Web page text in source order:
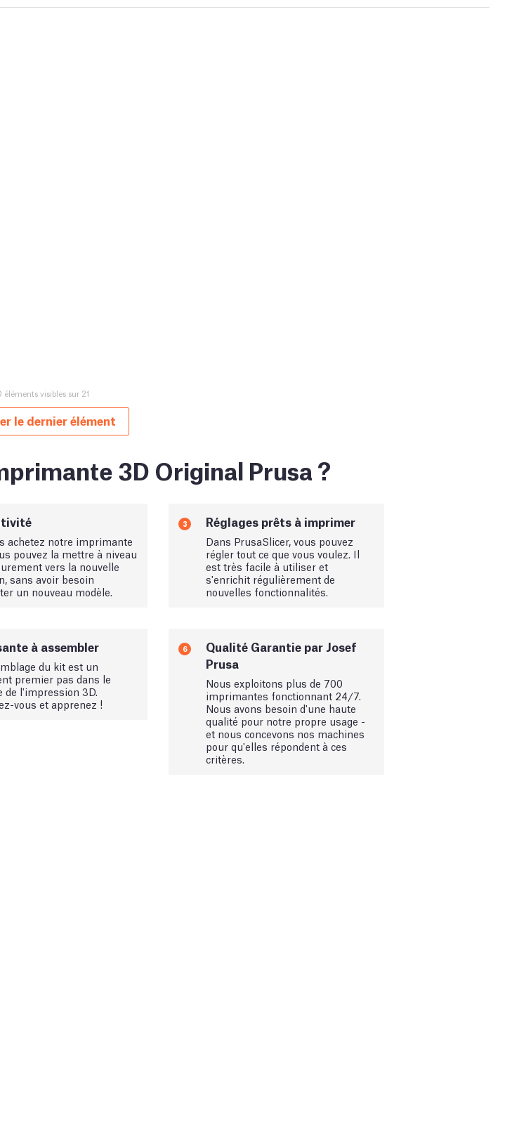
éléments visibles sur 21
le dernier élément
3D Original Prusa ?
achetez notre imprimante
pouvez la mettre à niveau
vers la nouvelle
sans avoir besoin
un nouveau modèle.
3 Réglages prêts à imprimer
Dans PrusaSlicer, vous pouvez
régler tout ce que vous voulez. Il
est très facile à utiliser et
s'enrichit régulièrement de
nouvelles fonctionnalités.
à assembler
du kit est un
premier pas dans le
de l'impression 3D.
vous et apprenez !
6
Qualité Garantie par Josef
Prusa
Nous exploitons plus de 700
imprimantes fonctionnant 24/7.
Nous avons besoin d'une haute
qualité pour notre propre usage -
et nous concevons nos machines
pour qu'elles répondent à ces
critères.